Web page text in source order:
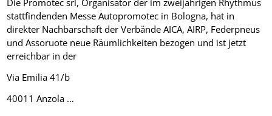
Die Promotec srl, Organisator der im zweijährigen Rhythmus
stattfindenden Messe Autopromotec in Bologna, hat in
direkter Nachbarschaft der Verbände AICA, AIRP, Federpneus
und Assoruote neue Räumlichkeiten bezogen und ist jetzt
erreichbar in der
Via Emilia 41/b
40011 Anzola …